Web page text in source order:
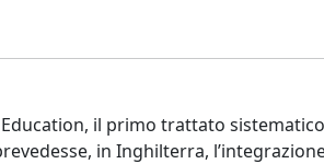
il primo trattato
in Inghilterra,